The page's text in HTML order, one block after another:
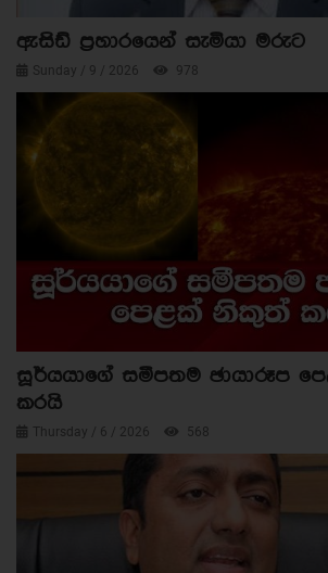
ඇසිඩ් ප්‍රහාරයෙන් සැමියා මරුට
Sunday / 9 / 2026 978
සූර්යයාගේ සමීපතම ඡායාරූප
කරයි
Thursday / 6 / 2026 568